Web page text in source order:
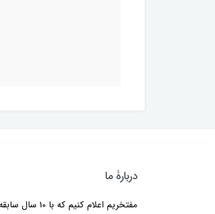
دربارۀ ما
مفتخریم اعلام